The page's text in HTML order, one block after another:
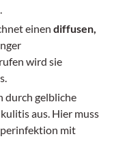
einen diffusen,
wird sie
durch gelbliche
aus. Hier muss
mit